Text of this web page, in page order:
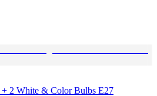
+ 2 White & Color Bulbs E27